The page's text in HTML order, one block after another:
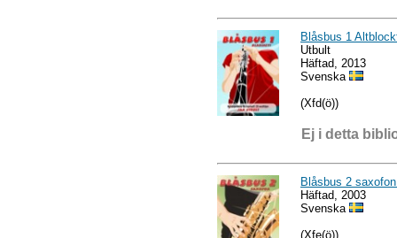
Blåsbus 1
Utbult
Häftad, 2013
Svenska
(Xfd(ö))
Ej i detta
Blåsbus 2
Häftad, 2003
Svenska
(Xfe(ö))